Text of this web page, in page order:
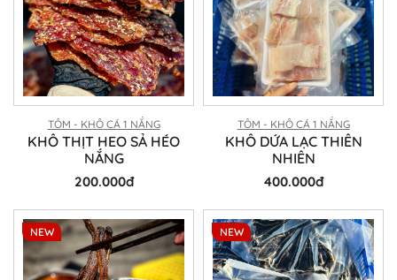
TÔM - KHÔ CÁ 1 NẮNG
KHÔ THỊT HEO SẢ HÉO
NẮNG
200.000đ
TÔM - KHÔ CÁ 1 NẮNG
KHÔ DỨA LẠC THIÊN
NHIÊN
400.000đ
NEW NEW